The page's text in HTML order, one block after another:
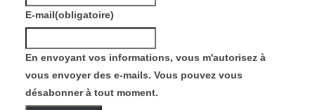
E-mail(obligatoire)
En envoyant vos informations, vous m'autorisez à
vous envoyer des e-mails. Vous pouvez vous
désabonner à tout moment.